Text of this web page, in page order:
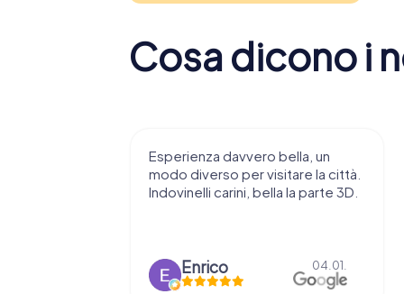
Cosa dicono i
Esperienza davvero bella, un
modo diverso per visitare la città.
Indovinelli carini, bella la parte 3D.
04.01.
Un’esperienza
piacevole: un
interattivo per
Alice